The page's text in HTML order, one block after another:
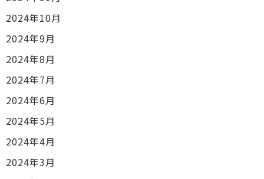
2024年10月
2024年9月
2024年8月
2024年7月
2024年6月
2024年5月
2024年4月
2024年3月